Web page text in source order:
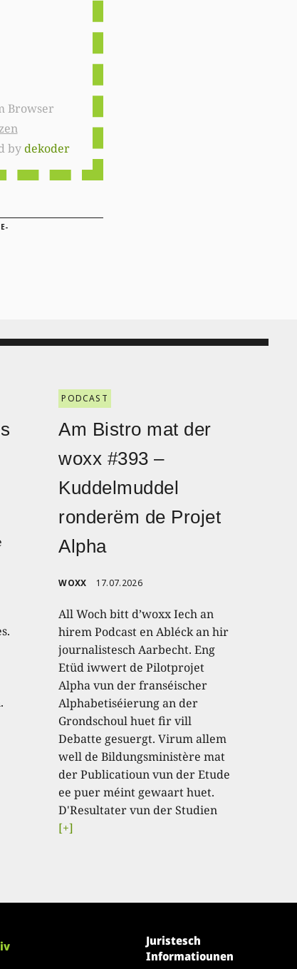
bydekoder
PODCAST
Am Bistro mat der
woxx #393 –
Kuddelmuddel
ronderëm de Projet
Alpha
WOXX 17.07.2026
All Woch bitt d’woxx Iech an
hirem Podcast en Abléck an hir
journalistesch Aarbecht. Eng
Etüd iwwert de Pilotprojet
Alpha vun der franséischer
Alphabetiséierung an der
Grondschoul huet fir vill
Debatte gesuergt. Virum allem
well de Bildungsministère mat
der Publicatioun vun der Etude
ee puer méint gewaart huet.
D'Resultater vun der Studien
[+]
Juristesch
Informatiounen